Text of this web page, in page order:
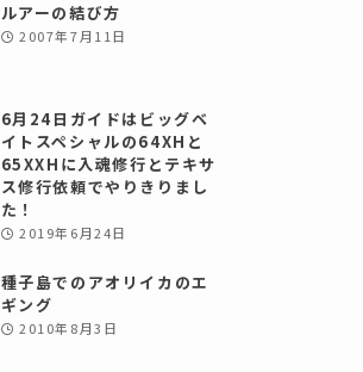
ルアーの結び方
2007年7月11日
6月24日ガイドはビッグベ
イトスペシャルの64XHと
65XXHに入魂修行とテキサ
ス修行依頼でやりきりまし
た！
2019年6月24日
種子島でのアオリイカのエ
ギング
2010年8月3日